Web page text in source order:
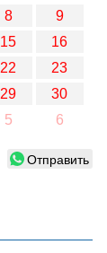
8
9
15
16
22
23
29
30
5 6
Отправить